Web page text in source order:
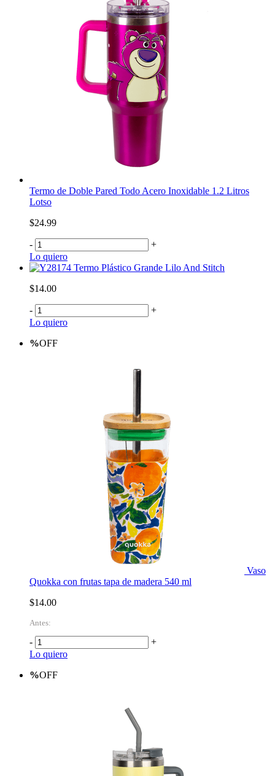
Termo de Doble Pared Todo Acero Inoxidable 1.2 Litros
Lotso
$24.99
-
+
Lo quiero
Termo Plástico Grande Lilo And Stitch
$14.00
-
+
Lo quiero
%OFF
Vaso
Quokka con frutas tapa de madera 540 ml
$14.00
Antes:
-
+
Lo quiero
%OFF